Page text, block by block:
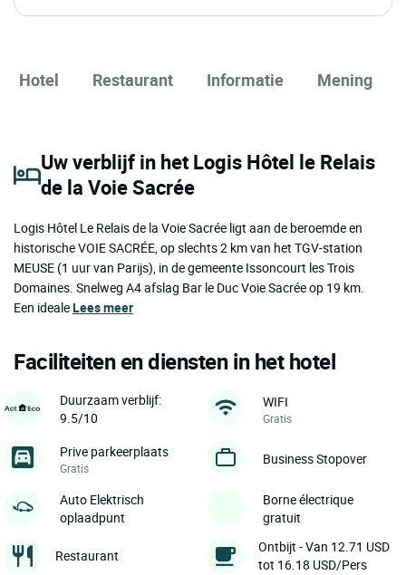
Hotel Restaurant Informatie Mening
Uw verblijf in het Logis Hôtel le Relais
de la Voie Sacrée
Logis Hôtel Le Relais de la Voie Sacrée ligt aan de beroemde en
historische VOIE SACRÉE, op slechts 2 km van het TGV-station
MEUSE (1 uur van Parijs), in de gemeente Issoncourt les Trois
Domaines. Snelweg A4 afslag Bar le Duc Voie Sacrée op 19 km.
Een idealeLees meer
Faciliteiten en diensten in het hotel
Duurzaam verblijf:
9.5/10
WIFI
Gratis
Prive parkeerplaats
Gratis
Business Stopover
Auto Elektrisch
oplaadpunt
Borne électrique
gratuit
Restaurant
Ontbijt - Van 12.71 USD
tot 16.18 USD/Pers